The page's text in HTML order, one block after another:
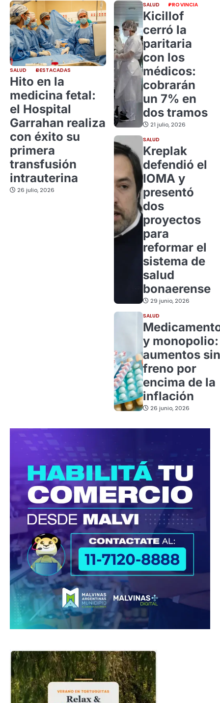
SALUD DESTACADAS
Hito en la
medicina fetal:
el Hospital
Garrahan realiza
con éxito su
primera
transfusión
intrauterina
26 julio, 2026
SALUD PROVINCIA
Kicillof
cerró la
paritaria
con los
médicos:
cobrarán
un 7% en
dos tramos
21 julio, 2026
SALUD
Kreplak
defendió el
IOMA y
presentó
dos
proyectos
para
reformar el
sistema de
salud
bonaerense
29 junio, 2026
SALUD
y monopolio:
aumentos sin
freno por
encima de la
inflación
26 junio, 2026